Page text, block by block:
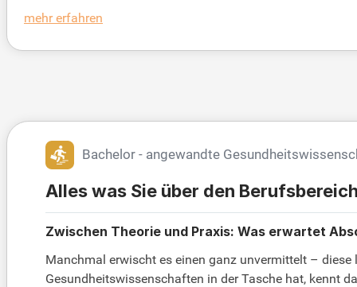
bildung finanziert, inklusive Praktikumsvergütung.
mehr erfahren
Bachelor - angewandte
Alles was Sie über den
Zwischen Theorie und Praxis: Was erwartet
Manchmal erwischt es einen ganz unvermittelt – diese
Gesundheitswissenschaften in der Tasche hat, kennt